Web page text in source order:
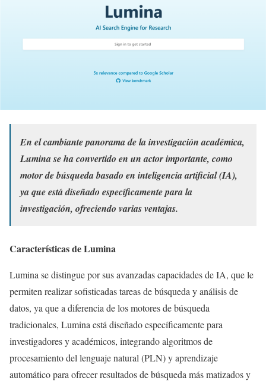
En el cambiante panorama de la investigación académica,
Lumina se ha convertido en un actor importante, como
motor de búsqueda basado en inteligencia artificial (IA),
ya que está diseñado específicamente para la
investigación, ofreciendo varias ventajas.
Características de Lumina
Lumina se distingue por sus avanzadas capacidades de IA, que le
permiten realizar sofisticadas tareas de búsqueda y análisis de
datos, ya que a diferencia de los motores de búsqueda
tradicionales, Lumina está diseñado específicamente para
investigadores y académicos, integrando algoritmos de
procesamiento del lenguaje natural (PLN) y aprendizaje
automático para ofrecer resultados de búsqueda más matizados y